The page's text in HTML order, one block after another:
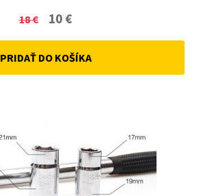
18€
Original
price
was:
10 €
price
is:
PRIDAŤ DO KOŠÍKA